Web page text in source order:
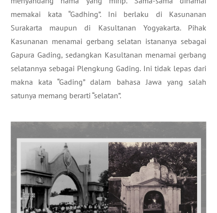
memakai kata “Gadhing”. Ini berlaku di Kasunanan
Surakarta maupun di Kasultanan Yogyakarta. Pihak
Kasunanan menamai gerbang selatan istananya sebagai
Gapura Gading, sedangkan Kasultanan menamai gerbang
selatannya sebagai Plengkung Gading. Ini tidak lepas dari
makna kata “Gading” dalam bahasa Jawa yang salah
satunya memang berarti “selatan”.